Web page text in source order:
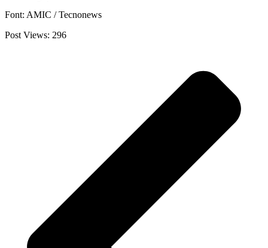
Font: AMIC / Tecnonews
Post Views: 296